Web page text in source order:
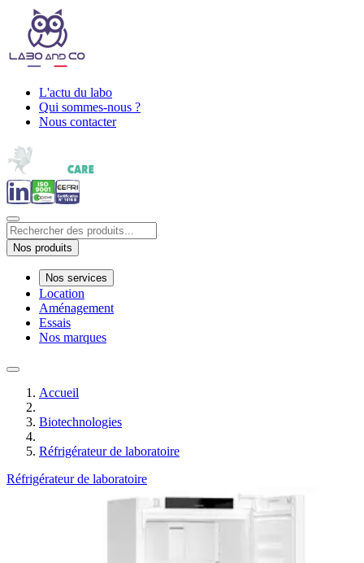
L'actu du labo
Qui sommes-nous ?
Nous contacter
Nos produits
Nos services
Location
Aménagement
Essais
Nos marques
Accueil
Biotechnologies
Réfrigérateur de laboratoire
Réfrigérateur de laboratoire